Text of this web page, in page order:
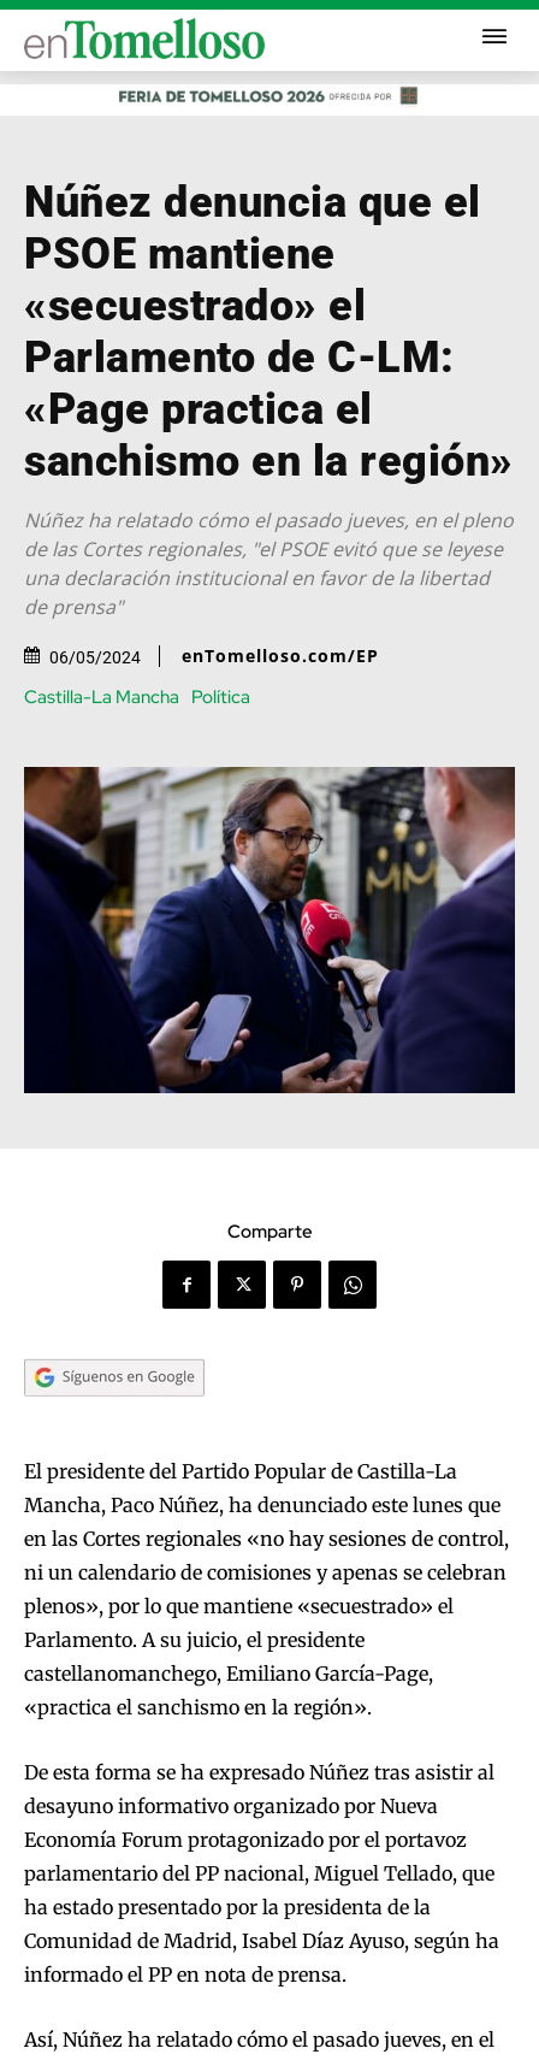
Núñez denuncia que el
PSOE mantiene
«secuestrado» el
Parlamento de C-LM:
«Page practica el
sanchismo en la región»
Núñez ha relatado cómo el pasado jueves, en el pleno
de las Cortes regionales, "el PSOE evitó que se leyese
una declaración institucional en favor de la libertad
de prensa"
06/05/2024 enTomelloso.com/EP
Castilla-La Mancha Política
Comparte
El presidente del Partido Popular de Castilla-La
Mancha, Paco Núñez, ha denunciado este lunes que
en las Cortes regionales «no hay sesiones de control,
ni un calendario de comisiones y apenas se celebran
plenos», por lo que mantiene «secuestrado» el
Parlamento. A su juicio, el presidente
castellanomanchego, Emiliano García-Page,
«practica el sanchismo en la región».
De esta forma se ha expresado Núñez tras asistir al
desayuno informativo organizado por Nueva
Economía Forum protagonizado por el portavoz
parlamentario del PP nacional, Miguel Tellado, que
ha estado presentado por la presidenta de la
Comunidad de Madrid, Isabel Díaz Ayuso, según ha
informado el PP en nota de prensa.
Así, Núñez ha relatado cómo el pasado jueves, en el